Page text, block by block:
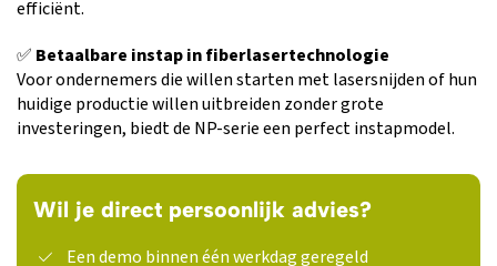
efficiënt.
✅ Betaalbare instap in fiberlasertechnologie
Voor ondernemers die willen starten met lasersnijden of hun
huidige productie willen uitbreiden zonder grote
investeringen, biedt de NP-serie een perfect instapmodel.
Wil je direct persoonlijk advies?
Een demo binnen één werkdag geregeld